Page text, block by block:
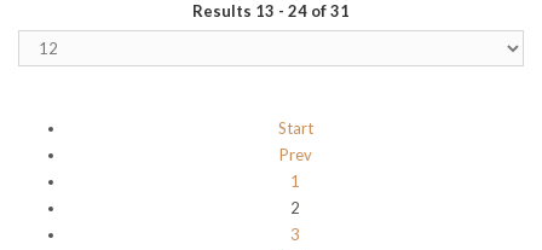
Results 13 - 24 of 31
Start
Prev
1
2
3